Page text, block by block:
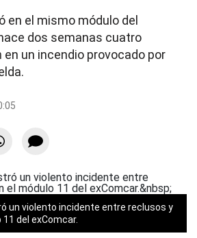
en el mismo módulo del
dos semanas cuatro
un incendio provocado por
un violento incidente entre reclusos y
del exComcar.